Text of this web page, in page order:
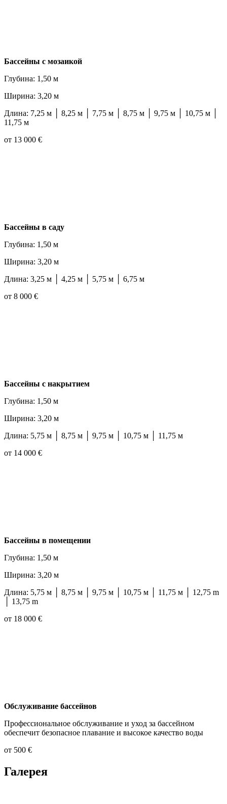
Бассейны с мозаикой
Глубина: 1,50 м
Ширина: 3,20 м
Длина: 7,25 м │ 8,25 м │ 7,75 м │ 8,75 м │ 9,75 м │ 10,75 м │
11,75 м
от 13 000 €
Бассейны в саду
Глубина: 1,50 м
Ширина: 3,20 м
Длина: 3,25 м │ 4,25 м │ 5,75 м │ 6,75 м
от 8 000 €
Бассейны с накрытием
Глубина: 1,50 м
Ширина: 3,20 м
Длина: 5,75 м │ 8,75 м │ 9,75 м │ 10,75 м │ 11,75 м
от 14 000 €
Бассейны в помещении
Глубина: 1,50 м
Ширина: 3,20 м
Длина: 5,75 м │ 8,75 м │ 9,75 м │ 10,75 м │ 11,75 м │ 12,75 m
│ 13,75 m
от 18 000 €
Обслуживание бассейнов
Профессиональное обслуживание и уход за бассейном
обеспечит безопасное плавание и высокое качество воды
от 500 €
Галерея